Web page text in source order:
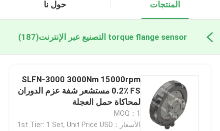
المنتجات حول نا
torque flange sensor التصنيع عبر الإنترنت (187)
SLFN-3000 3000Nm 15000rpm
0.2٪ FS مستشعر شفة عزم الدوران
لمحاكاة حمل العجلة
MOQ：1
الأسعار：1st Tier: 1 Set, Unit Price USD